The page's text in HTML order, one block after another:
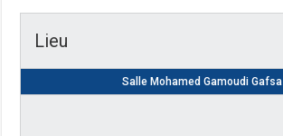
Lieu
Salle Mohamed Gamoudi Gafsa